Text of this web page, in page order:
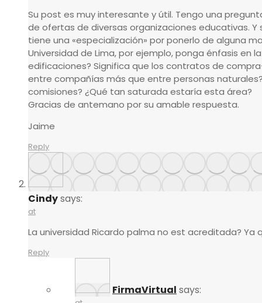
Su post es muy interesante y útil. Tengo una
de ofertas de diversas organizaciones educativas.
tiene una «especialización» por ponerlo de alguna
Universidad de Lima, por ejemplo, ponga énfasis en
edificaciones? Significa que los contratos de
entre compañías más que entre personas
comisiones? ¿Qué tan saturada estaría esta área?
Gracias de antemano por su amable respuesta.
Jaime
Reply
Cindysays:
at
La universidad Ricardo palma no est acreditada? Ya
Reply
FirmaVirtual says: